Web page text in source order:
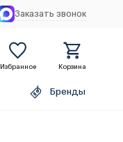
Заказать звонок
Избранное Корзина
Бренды